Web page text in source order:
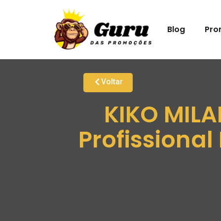
Blog
Voltar
KIKO
Profissional